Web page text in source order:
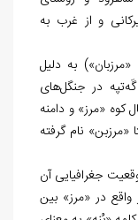
و از غرب به
به دلیل
در جنگل‌های
«مرز» و دامنه
نام گرفته
جغرافیایی آن
واقع در «مرز» بین